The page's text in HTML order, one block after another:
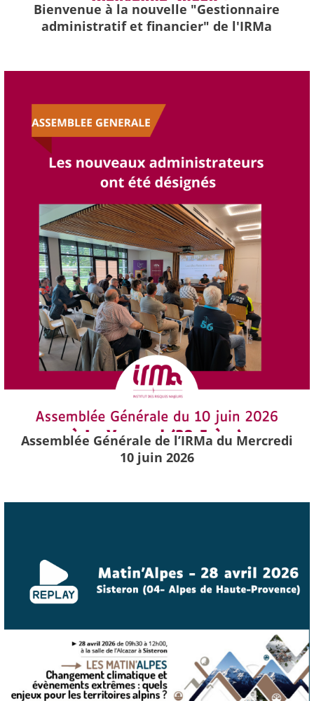
Bienvenue à la nouvelle "Gestionnaire
administratif et financier" de l'IRMa
Assemblée Générale de l’IRMa du Mercredi
10 juin 2026